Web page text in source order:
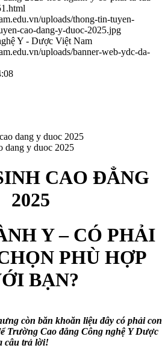
uploads/thong-tin-tuyen-
cao-dang-y-duoc-2025.jpg
Y - Dược Việt Nam
uploads/banner-web-ydc-da-
dang y duoc 2025
CAO ĐẲNG
2025
Y – CÓ PHẢI
PHÙ HỢP
BẠN?
còn băn khoăn liệu đây có phải con
Trường Cao đẳng Công nghệ Y Dược
câu trả lời!